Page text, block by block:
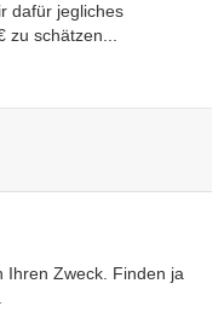
dafür jegliches
schätzen...
Ihren Zweck. Finden ja